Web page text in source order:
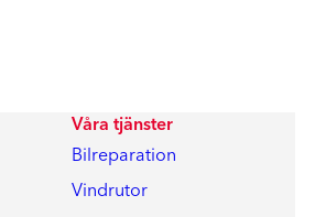
Våra tjänster
Bilreparation
Vindrutor